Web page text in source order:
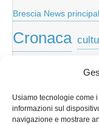
Usiamo tecnologie come
informazioni sul
navigazione e mostrare
Brescia News
Cronaca
lago di